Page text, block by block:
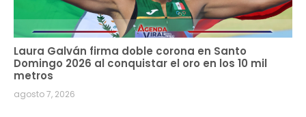
Laura Galván firma doble corona en Santo
Domingo 2026 al conquistar el oro en los 10 mil
metros
agosto 7, 2026